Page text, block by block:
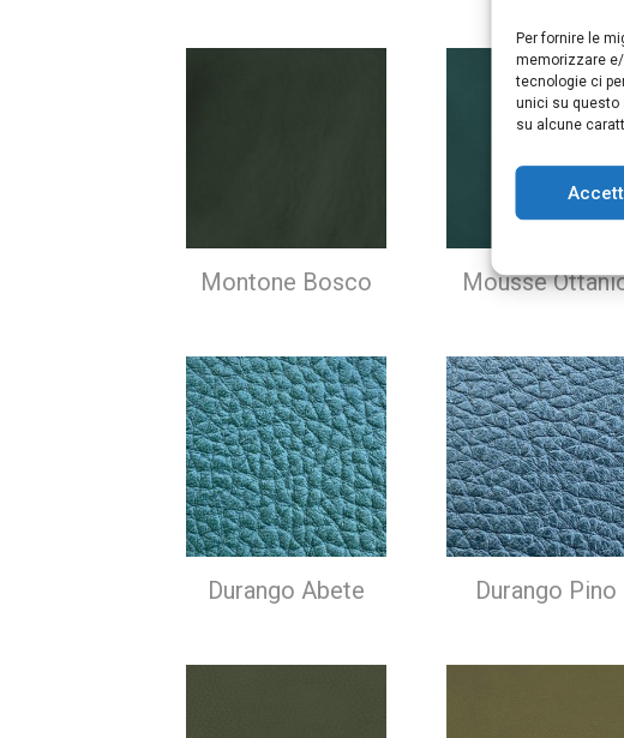
Per fornire le
memorizzare
tecnologie ci
unici su questo
su alcune
Montone Bosco Mousse
Durango Abete Durango Pino